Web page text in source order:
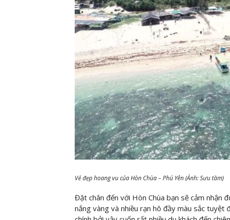
Vẻ đẹp hoang vu của Hòn Chùa – Phú Yên (Ảnh: Sưu tầm)
Đặt chân đến với Hòn Chùa bạn sẽ cảm nhận
nắng vàng và nhiều rạn hô đầy màu sắc tuyệt